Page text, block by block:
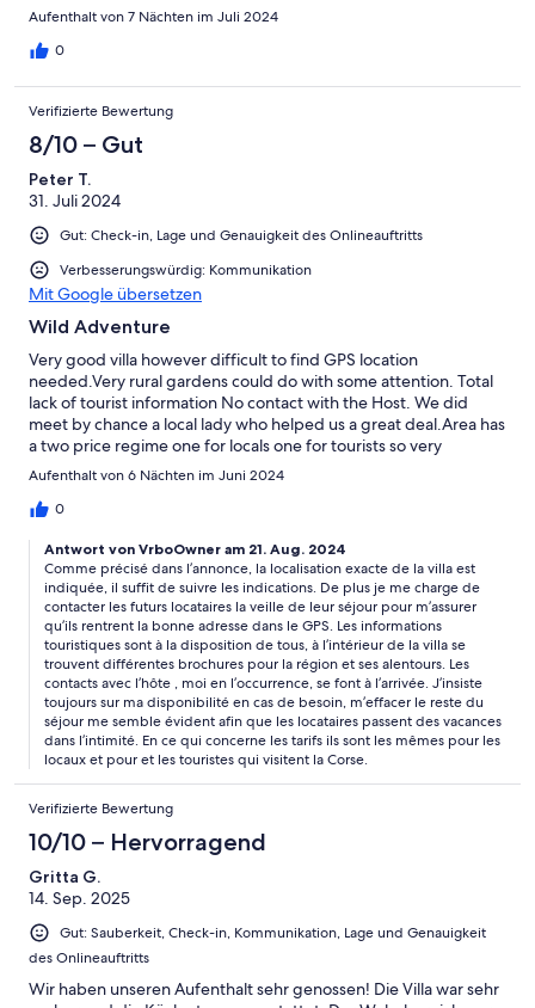
Aufenthalt von 7 Nächten im Juli 2024
0
Verifizierte Bewertung
8/10 – Gut
Peter T.
31. Juli 2024
Gut: Check-in, Lage und Genauigkeit des Onlineauftritts
Verbesserungswürdig: Kommunikation
Mit Google übersetzen
Wild Adventure
Very good villa however difficult to find GPS location
needed.Very rural gardens could do with some attention. Total
lack of tourist information No contact with the Host. We did
meet by chance a local lady who helped us a great deal.Area has
a two price regime one for locals one for tourists so very
expensive.Not much to see or do.Overall we enjoyed
Aufenthalt von 6 Nächten im Juni 2024
0
Antwort von VrboOwner am 21. Aug. 2024
Comme précisé dans l’annonce, la localisation exacte de la villa est
indiquée, il suffit de suivre les indications. De plus je me charge de
contacter les futurs locataires la veille de leur séjour pour m’assurer
qu’ils rentrent la bonne adresse dans le GPS. Les informations
touristiques sont à la disposition de tous, à l’intérieur de la villa se
trouvent différentes brochures pour la région et ses alentours. Les
contacts avec l’hôte , moi en l’occurrence, se font à l’arrivée. J’insiste
toujours sur ma disponibilité en cas de besoin, m’effacer le reste du
séjour me semble évident afin que les locataires passent des vacances
dans l’intimité. En ce qui concerne les tarifs ils sont les mêmes pour les
locaux et pour et les touristes qui visitent la Corse.
Verifizierte Bewertung
10/10 – Hervorragend
Gritta G.
14. Sep. 2025
Gut: Sauberkeit, Check-in, Kommunikation, Lage und Genauigkeit
des Onlineauftritts
Wir haben unseren Aufenthalt sehr genossen! Die Villa war sehr